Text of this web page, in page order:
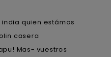
quien estámos
casera
Mas- vuestros